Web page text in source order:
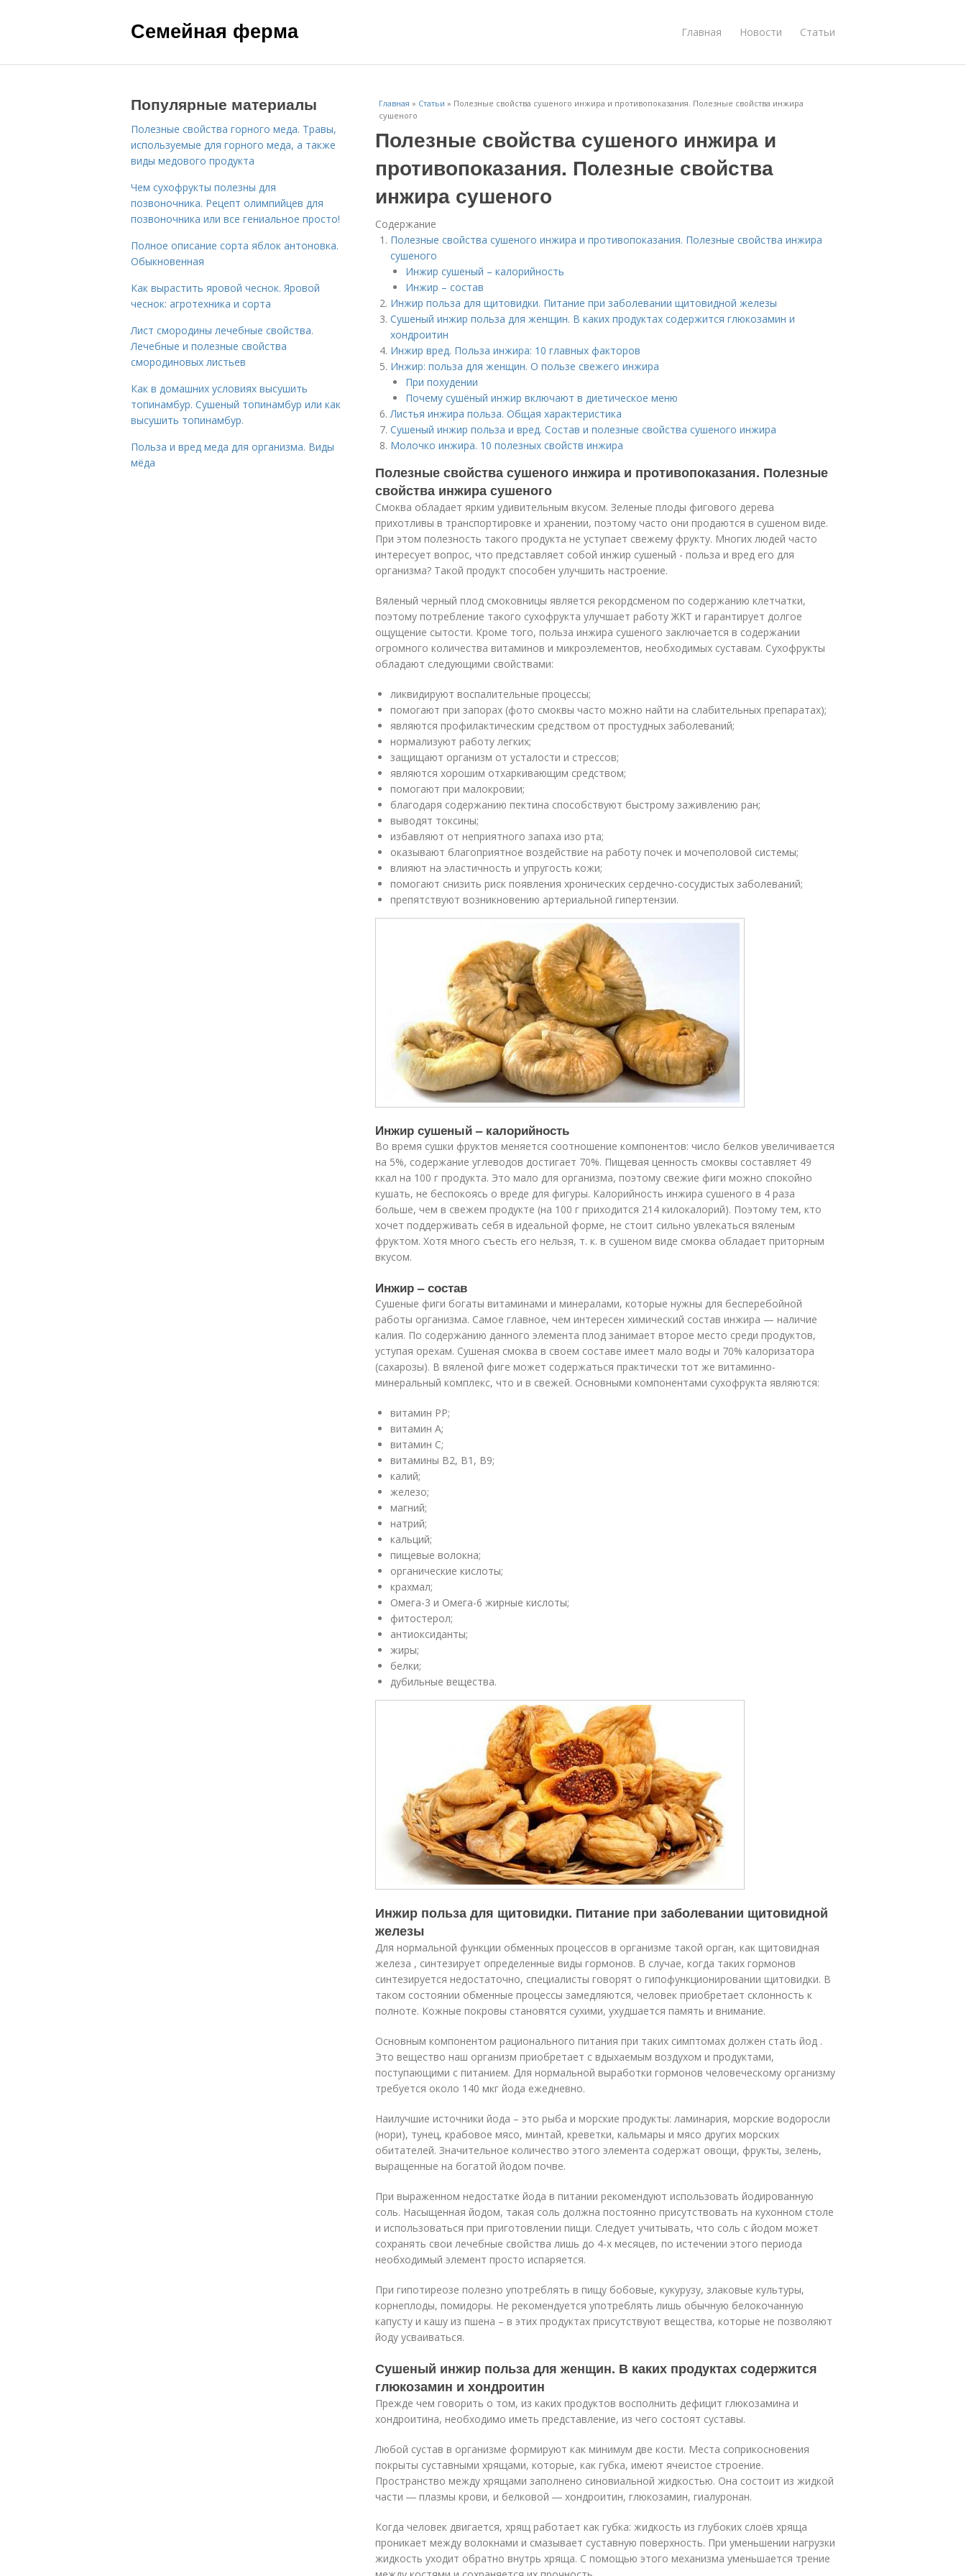
Семейная ферма Главная Новости Статьи
Главная » Статьи » Полезные свойства сушеного инжира и противопоказания. Полезные свойства инжира
сушеного
Полезные свойства сушеного инжира и
противопоказания. Полезные свойства
инжира сушеного
Содержание
Полезные свойства сушеного инжира и противопоказания. Полезные свойства инжира
сушеного
Инжир сушеный – калорийность
Инжир – состав
Инжир польза для щитовидки. Питание при заболевании щитовидной железы
Сушеный инжир польза для женщин. В каких продуктах содержится глюкозамин и
хондроитин
Инжир вред. Польза инжира: 10 главных факторов
Инжир: польза для женщин. О пользе свежего инжира
При похудении
Почему сушёный инжир включают в диетическое меню
Листья инжира польза. Общая характеристика
Сушеный инжир польза и вред. Состав и полезные свойства сушеного инжира
Молочко инжира. 10 полезных свойств инжира
Полезные свойства сушеного инжира и противопоказания. Полезные
свойства инжира сушеного
Смоква обладает ярким удивительным вкусом. Зеленые плоды фигового дерева
прихотливы в транспортировке и хранении, поэтому часто они продаются в сушеном виде.
При этом полезность такого продукта не уступает свежему фрукту. Многих людей часто
интересует вопрос, что представляет собой инжир сушеный - польза и вред его для
организма? Такой продукт способен улучшить настроение.
Вяленый черный плод смоковницы является рекордсменом по содержанию клетчатки,
поэтому потребление такого сухофрукта улучшает работу ЖКТ и гарантирует долгое
ощущение сытости. Кроме того, польза инжира сушеного заключается в содержании
огромного количества витаминов и микроэлементов, необходимых суставам. Сухофрукты
обладают следующими свойствами:
ликвидируют воспалительные процессы;
помогают при запорах (фото смоквы часто можно найти на слабительных препаратах);
являются профилактическим средством от простудных заболеваний;
нормализуют работу легких;
защищают организм от усталости и стрессов;
являются хорошим отхаркивающим средством;
помогают при малокровии;
благодаря содержанию пектина способствуют быстрому заживлению ран;
выводят токсины;
избавляют от неприятного запаха изо рта;
оказывают благоприятное воздействие на работу почек и мочеполовой системы;
влияют на эластичность и упругость кожи;
помогают снизить риск появления хронических сердечно-сосудистых заболеваний;
препятствуют возникновению артериальной гипертензии.
Инжир сушеный – калорийность
Во время сушки фруктов меняется соотношение компонентов: число белков увеличивается
на 5%, содержание углеводов достигает 70%. Пищевая ценность смоквы составляет 49
ккал на 100 г продукта. Это мало для организма, поэтому свежие фиги можно спокойно
кушать, не беспокоясь о вреде для фигуры. Калорийность инжира сушеного в 4 раза
больше, чем в свежем продукте (на 100 г приходится 214 килокалорий). Поэтому тем, кто
хочет поддерживать себя в идеальной форме, не стоит сильно увлекаться вяленым
фруктом. Хотя много съесть его нельзя, т. к. в сушеном виде смоква обладает приторным
вкусом.
Инжир – состав
Сушеные фиги богаты витаминами и минералами, которые нужны для бесперебойной
работы организма. Самое главное, чем интересен химический состав инжира — наличие
калия. По содержанию данного элемента плод занимает второе место среди продуктов,
уступая орехам. Сушеная смоква в своем составе имеет мало воды и 70% калоризатора
(сахарозы). В вяленой фиге может содержаться практически тот же витаминно-
минеральный комплекс, что и в свежей. Основными компонентами сухофрукта являются:
витамин РР;
витамин А;
витамин С;
витамины В2, В1, В9;
калий;
железо;
магний;
натрий;
кальций;
пищевые волокна;
органические кислоты;
крахмал;
Омега-3 и Омега-6 жирные кислоты;
фитостерол;
антиоксиданты;
жиры;
белки;
дубильные вещества.
Инжир польза для щитовидки. Питание при заболевании щитовидной
железы
Для нормальной функции обменных процессов в организме такой орган, как щитовидная
железа , синтезирует определенные виды гормонов. В случае, когда таких гормонов
синтезируется недостаточно, специалисты говорят о гипофункционировании щитовидки. В
таком состоянии обменные процессы замедляются, человек приобретает склонность к
полноте. Кожные покровы становятся сухими, ухудшается память и внимание.
Основным компонентом рационального питания при таких симптомах должен стать йод .
Это вещество наш организм приобретает с вдыхаемым воздухом и продуктами,
поступающими с питанием. Для нормальной выработки гормонов человеческому организму
требуется около 140 мкг йода ежедневно.
Наилучшие источники йода – это рыба и морские продукты: ламинария, морские водоросли
(нори), тунец, крабовое мясо, минтай, креветки, кальмары и мясо других морских
обитателей. Значительное количество этого элемента содержат овощи, фрукты, зелень,
выращенные на богатой йодом почве.
При выраженном недостатке йода в питании рекомендуют использовать йодированную
соль. Насыщенная йодом, такая соль должна постоянно присутствовать на кухонном столе
и использоваться при приготовлении пищи. Следует учитывать, что соль с йодом может
сохранять свои лечебные свойства лишь до 4-х месяцев, по истечении этого периода
необходимый элемент просто испаряется.
При гипотиреозе полезно употреблять в пищу бобовые, кукурузу, злаковые культуры,
корнеплоды, помидоры. Не рекомендуется употреблять лишь обычную белокочанную
капусту и кашу из пшена – в этих продуктах присутствуют вещества, которые не позволяют
йоду усваиваться.
Сушеный инжир польза для женщин. В каких продуктах содержится
глюкозамин и хондроитин
Прежде чем говорить о том, из каких продуктов восполнить дефицит глюкозамина и
хондроитина, необходимо иметь представление, из чего состоят суставы.
Любой сустав в организме формируют как минимум две кости. Места соприкосновения
покрыты суставными хрящами, которые, как губка, имеют ячеистое строение.
Пространство между хрящами заполнено синовиальной жидкостью. Она состоит из жидкой
части ― плазмы крови, и белковой ― хондроитин, глюкозамин, гиалуронан.
Когда человек двигается, хрящ работает как губка: жидкость из глубоких слоёв хряща
проникает между волокнами и смазывает суставную поверхность. При уменьшении нагрузки
жидкость уходит обратно внутрь хряща. С помощью этого механизма уменьшается трение
Популярные материалы
Полезные свойства горного меда. Травы,
используемые для горного меда, а также
виды медового продукта
Чем сухофрукты полезны для
позвоночника. Рецепт олимпийцев для
позвоночника или все гениальное просто!
Полное описание сорта яблок антоновка.
Обыкновенная
Как вырастить яровой чеснок. Яровой
чеснок: агротехника и сорта
Лист смородины лечебные свойства.
Лечебные и полезные свойства
смородиновых листьев
Как в домашних условиях высушить
топинамбур. Сушеный топинамбур или как
высушить топинамбур.
Польза и вред меда для организма. Виды
мёда